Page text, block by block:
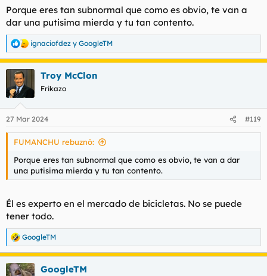
Porque eres tan subnormal que como es obvio, te van a
dar una putisima mierda y tu tan contento.
R
e
a
c
i
e
s
ignaciofdez y GoogleTM
Troy McClon
Frikazo
27 Mar 2024 #119
FUMANCHU rebuznó:
Porque eres tan subnormal que como es obvio, te van a dar
una putisima mierda y tu tan contento.
Él es experto en el mercado de bicicletas. No se puede
tener todo.
R
e
a
c
GoogleTM
GoogleTM